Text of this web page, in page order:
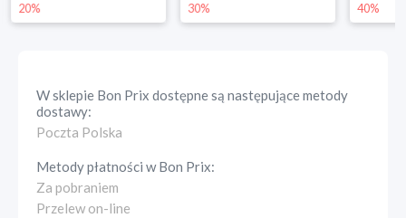
30% 40% 25%
W sklepie Bon Prix dostępne są następujące metody
dostawy:
Poczta Polska
Metody płatności wBon Prix:
Za pobraniem
Przelew on-line